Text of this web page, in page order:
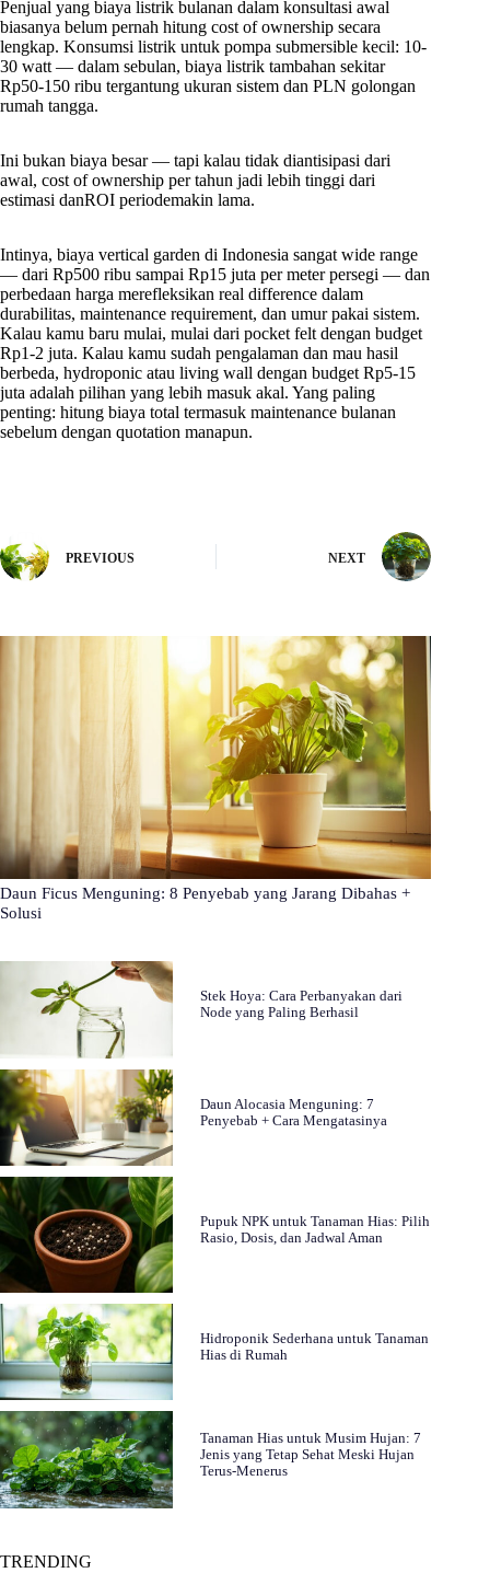
Penjual yang biaya listrik bulanan dalam konsultasi awal
biasanya belum pernah hitung cost of ownership secara
lengkap. Konsumsi listrik untuk pompa submersible kecil: 10-
30 watt — dalam sebulan, biaya listrik tambahan sekitar
Rp50-150 ribu tergantung ukuran sistem dan PLN golongan
rumah tangga.
Ini bukan biaya besar — tapi kalau tidak diantisipasi dari
awal, cost of ownership per tahun jadi lebih tinggi dari
estimasi danROI periodemakin lama.
Intinya, biaya vertical garden di Indonesia sangat wide range
— dari Rp500 ribu sampai Rp15 juta per meter persegi — dan
perbedaan harga merefleksikan real difference dalam
durabilitas, maintenance requirement, dan umur pakai sistem.
Kalau kamu baru mulai, mulai dari pocket felt dengan budget
Rp1-2 juta. Kalau kamu sudah pengalaman dan mau hasil
berbeda, hydroponic atau living wall dengan budget Rp5-15
juta adalah pilihan yang lebih masuk akal. Yang paling
penting: hitung biaya total termasuk maintenance bulanan
sebelum dengan quotation manapun.
PREVIOUS NEXT
Daun Ficus Menguning: 8 Penyebab yang Jarang Dibahas +
Solusi
Stek Hoya: Cara Perbanyakan dari
Node yang Paling Berhasil
Daun Alocasia Menguning: 7
Penyebab + Cara Mengatasinya
Pupuk NPK untuk Tanaman Hias: Pilih
Rasio, Dosis, dan Jadwal Aman
Hidroponik Sederhana untuk Tanaman
Hias di Rumah
Tanaman Hias untuk Musim Hujan: 7
Jenis yang Tetap Sehat Meski Hujan
Terus-Menerus
TRENDING